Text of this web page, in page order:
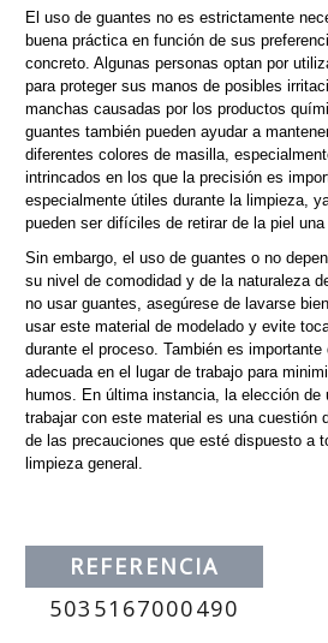
El uso de guantes no es estrictamente
buena práctica en función de sus
concreto. Algunas personas optan por
para proteger sus manos de posibles
manchas causadas por los productos
guantes también pueden ayudar a
diferentes colores de masilla,
intrincados en los que la precisión es
especialmente útiles durante la limpieza,
pueden ser difíciles de retirar de la piel una
Sin embargo, el uso de guantes o no
su nivel de comodidad y de la naturaleza
no usar guantes, asegúrese de lavarse
usar este material de modelado y evite
durante el proceso. También es
adecuada en el lugar de trabajo para
humos. En última instancia, la elección de
trabajar con este material es una cuestión
de las precauciones que esté dispuesto a
limpieza general.
REFERENCIA
5035167000490